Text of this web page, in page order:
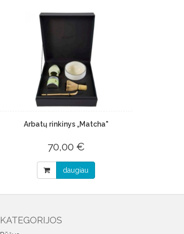
Arbatų rinkinys „Matcha"
70,00 €
daugiau
KATEGORIJOS